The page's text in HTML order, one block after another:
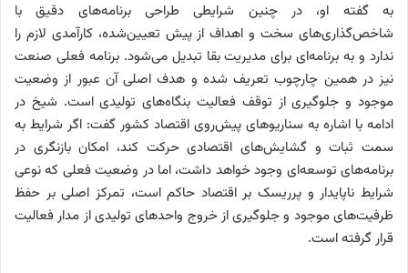
به گفته او، در چنین شرایطی طراحی برنامه‌های دقیق با
شاخص‌گذاری‌های سخت و اهداف از پیش تعیین‌شده، کارآمدی لازم را
ندارد و به برنامه‌ای برای مدیریت بقا تبدیل می‌شود. برنامه فعلی صنعت
نیز در همین چارچوب تعریف شده و هدف اصلی آن عبور از وضعیت
موجود و جلوگیری از توقف فعالیت بنگاه‌های تولیدی است. شیخ در
ادامه با اشاره به سناریوهای پیش‌روی اقتصاد کشور گفت: اگر شرایط به
سمت ثبات و گشایش‌های اقتصادی حرکت کند، امکان بازنگری در
برنامه‌های توسعه‌ای وجود خواهد داشت، اما در وضعیت فعلی که نوعی
شرایط ناپایدار و پرریسک بر اقتصاد حاکم است، تمرکز اصلی بر حفظ
ظرفیت‌های موجود و جلوگیری از خروج واحدهای تولیدی از مدار فعالیت
قرار گرفته است.